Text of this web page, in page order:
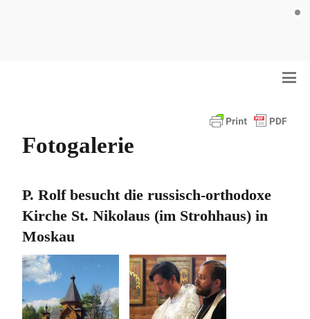
Fotogalerie
P. Rolf besucht die russisch-orthodoxe
Kirche St. Nikolaus (im Strohhaus) in
Moskau